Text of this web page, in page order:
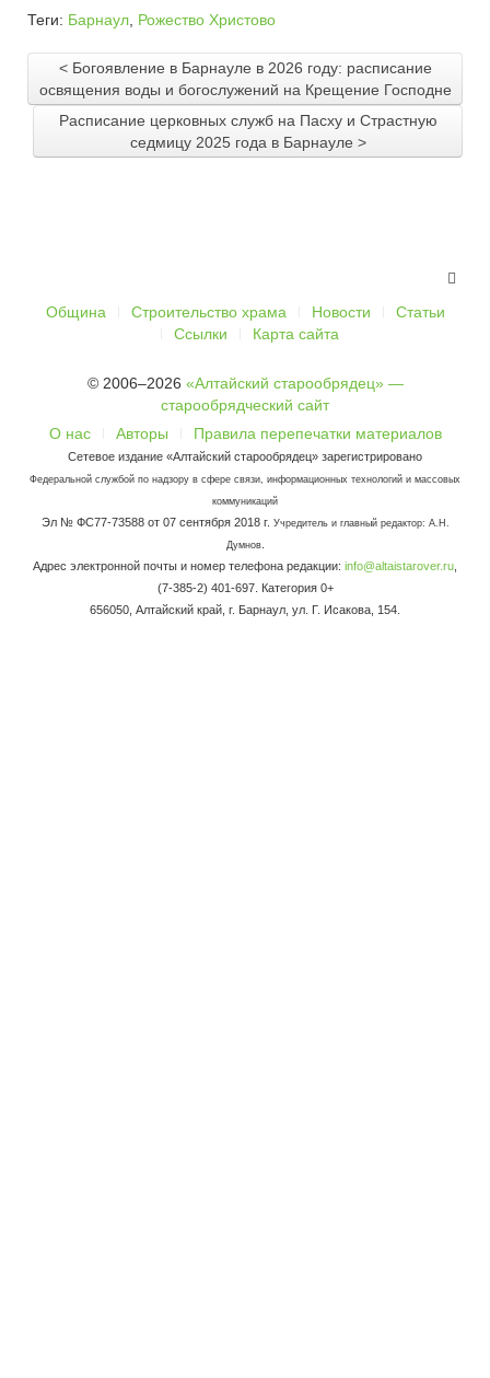
Теги: Барнаул, Рожество Христово
< Богоявление в Барнауле в 2026 году: расписание
освящения воды и богослужений на Крещение Господне
Расписание церковных служб на Пасху и Страстную
седмицу 2025 года в Барнауле >
Община Строительство храма Новости
Статьи
Ссылки
Карта сайта
© 2006–2026 «Алтайский старообрядец» —
старообрядческий сайт
О нас
Авторы Правила перепечатки материалов
Сетевое издание «Алтайский старообрядец» зарегистрировано
Федеральной службой по надзору в сфере связи, информационных технологий и массовых
коммуникаций
Эл № ФС77-73588 от 07 сентября 2018 г. Учредитель и главный редактор: А.Н.
Думнов.
Адрес электронной почты и номер телефона редакции: info@altaistarover.ru
(7-385-2) 401-697. Категория 0+
656050, Алтайский край, г. Барнаул, ул. Г. Исакова, 154.